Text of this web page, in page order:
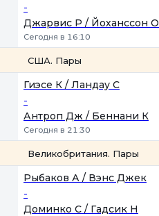
-
Джарвис Р / Йоханссон О
Сегодня в 16:10
США. Пары
Гиэсе К / Ландау С
-
Антроп Дж / Беннани К
Сегодня в 21:30
Великобритания. Пары
Рыбаков А / Вэнс Джек
-
Доминко С / Гадсик Н